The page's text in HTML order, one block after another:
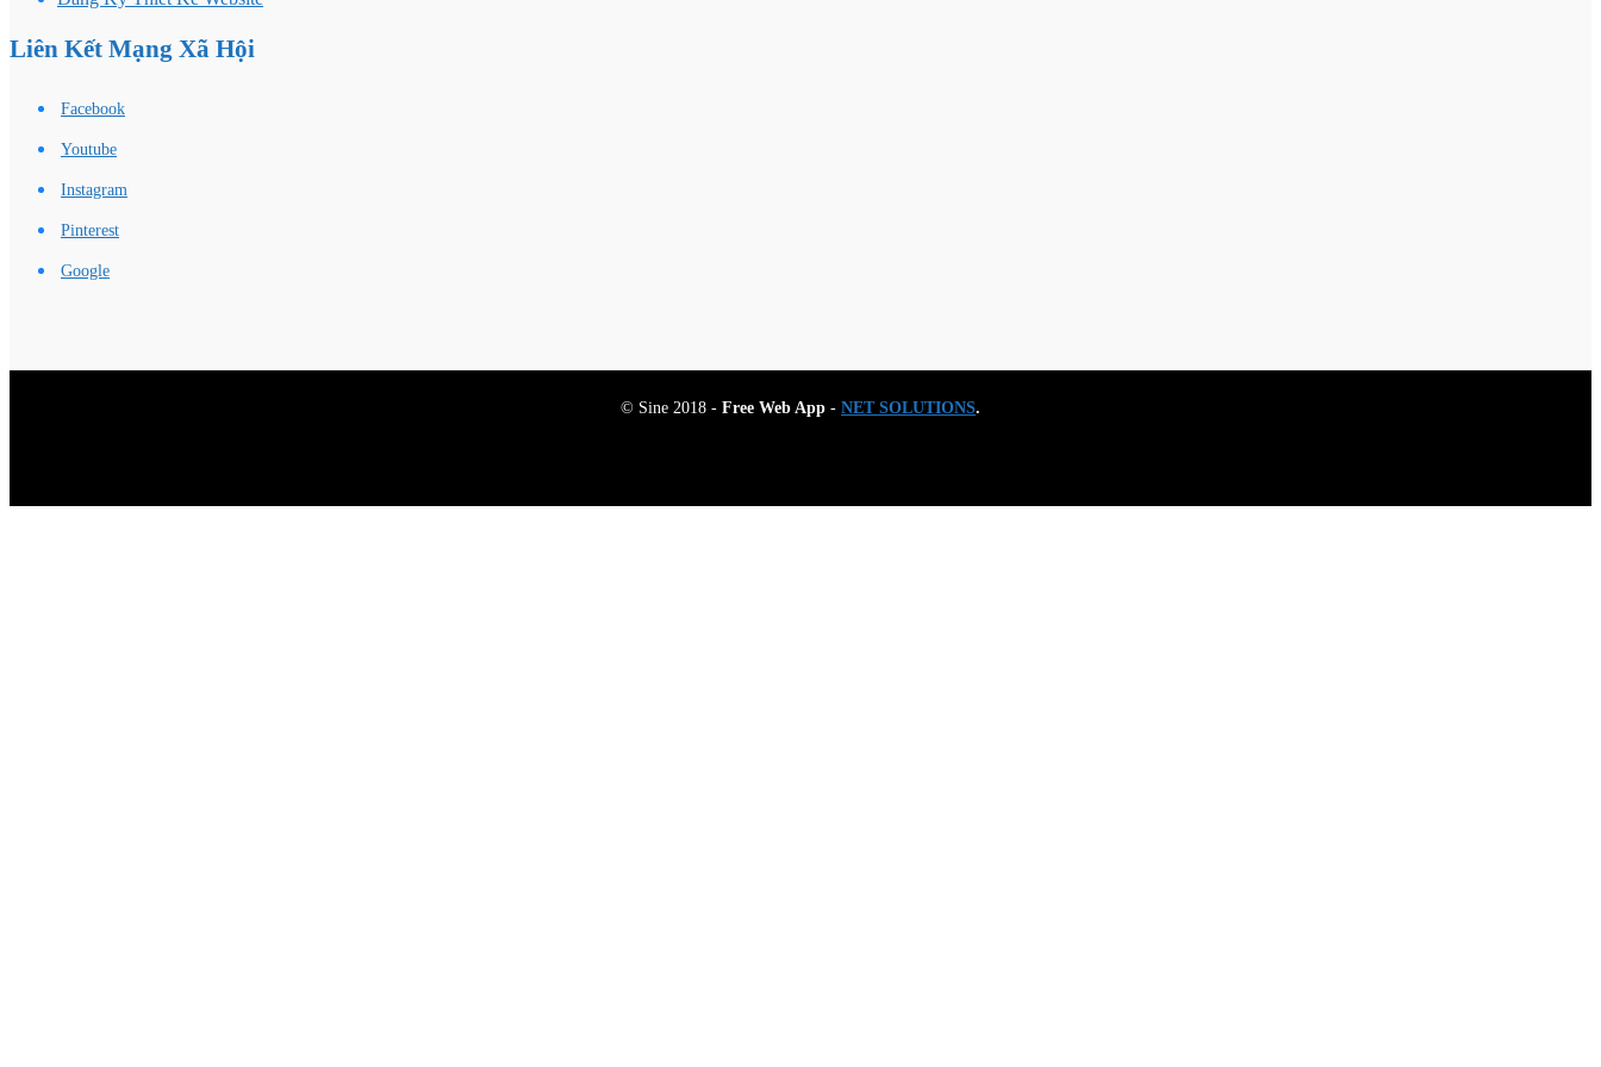
Liên Kết Mạng Xã Hội
Facebook
Youtube
Instagram
Pinterest
Google
© Sine 2018 - Free Web App - NET SOLUTIONS.